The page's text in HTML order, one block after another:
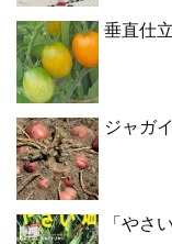
垂直仕
ジャガ
「やさ